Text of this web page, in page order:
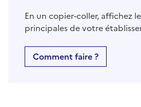
En un copier-coller, affichez
principales de votre
Comment faire ?